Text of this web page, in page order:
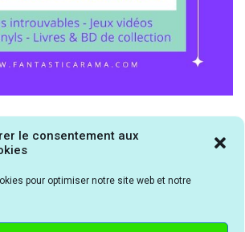
le consentement aux
pour optimiser notre site web et notre